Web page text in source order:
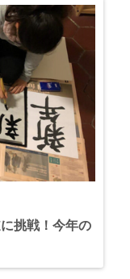
挑戦！今年の